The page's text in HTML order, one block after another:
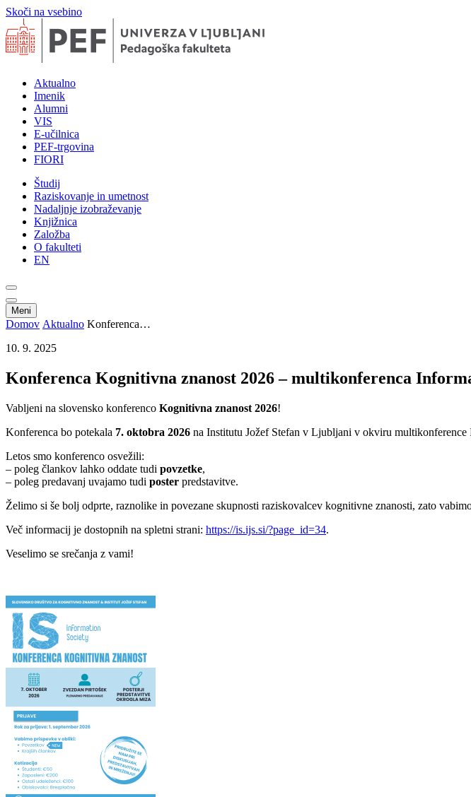
Skoči na vsebino
Aktualno
Imenik
Alumni
VIS
E-učilnica
PEF-trgovina
FIORI
Študij
Raziskovanje in umetnost
Nadaljnje izobraževanje
Knjižnica
Založba
O fakulteti
EN
Meni
Domov Aktualno Konferenca…
10. 9. 2025
Konferenca Kognitivna znanost 2026 – multikonferenca
Vabljeni na slovensko konferenco Kognitivna znanost 2026!
Konferenca bo potekala 7. oktobra 2026 na Institutu Jožef Stefan v Ljubljani v okviru multikonference
Letos smo konferenco osvežili:
– poleg člankov lahko oddate tudi povzetke,
– poleg predavanj uvajamo tudi poster predstavitve.
Želimo si še bolj odprte, raznolike in povezane skupnosti raziskovalcev kognitivne znanosti, zato
Več informacij je dostopnih na spletni strani: https://is.ijs.si/?page_id=34.
Veselimo se srečanja z vami!